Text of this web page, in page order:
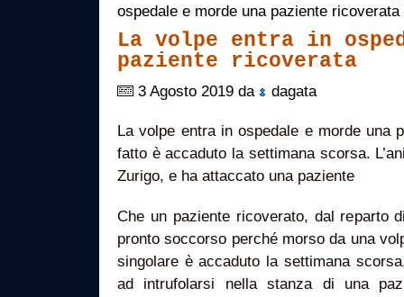
ospedale e morde una paziente
La volpe entra in
paziente ricoverata
3 Agosto 2019 da dagata
La volpe entra in ospedale e morde una
fatto è accaduto la settimana scorsa.
Zurigo, e ha attaccato una paziente
Che un paziente ricoverato, dal reparto
pronto soccorso perché morso da una
singolare è accaduto la settimana
ad intrufolarsi nella stanza di una